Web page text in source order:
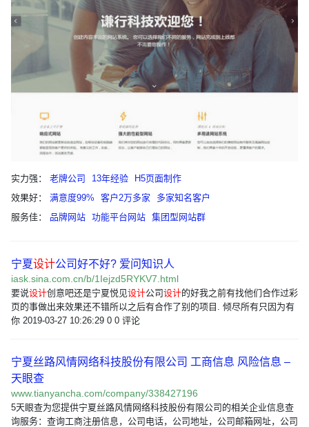
实力强： 老牌公司 13年经验
H5页面制作
效果好：
满意度99% 客户2万多家
多家知名客户
服务佳：
品牌网站 功能平台网站 集团型网站群
宁夏设计公司好不好? 爱问知识人
iask.sina.com.cn/b/1Iejzd5RYKV7.html
要说设计创意吧还是宁夏悦见设计公司设计的好我之前有找他们合作过彩
页的事做出来效果还不错所以之后有合作了别的项目. 倾尽所有只因为有
你 2019-03-27 10:26:29 0 0 评论
宁夏丝路风情网络科技股份有限公司 工商信息 风险信息 –
天眼查
www.tianyancha.com/company/338427196
5天眼查为您提供宁夏丝路风情网络科技股份有限公司的相关企业信息查
询服务：查询工商注册信息，公司电话，公司地址，公司邮箱网址，公司